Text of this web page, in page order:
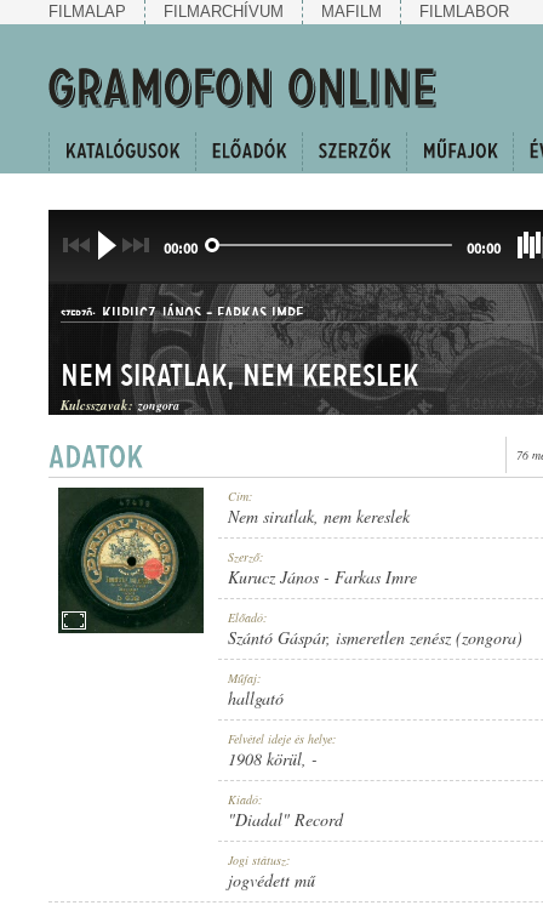
FILMALAP FILMARCHÍVUM MAFILM FILMLABOR
00:00 00:00
SZERZŐ: KURUCZ JÁNOS -FARKAS IMRE
HALLGATÓ
1908 KÖRÜL
Nem siratlak, nem kereslek
Kulcsszavak: zongora
76
Cím:
Nem siratlak, nem kereslek
Szerző:
Kurucz János - Farkas Imre
Előadó:
Szántó Gáspár, ismeretlen zenész (zongora)
Műfaj:
hallgató
Felvétel ideje és helye:
1908 körül, -
Kiadó:
"Diadal" Record
Jogi státusz:
jogvédett mű